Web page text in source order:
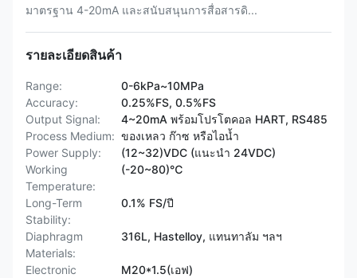
มาตรฐาน 4-20mA และสนับสนุนการสื่อสารดิ...
รายละเอียดสินค้า
Range:
0-6kPa~10MPa
Accuracy:
0.25%FS, 0.5%FS
Output Signal:
4~20mA พร้อมโปรโตคอล HART, RS485
Process Medium: ของเหลว ก๊าซ หรือไอน้ำ
Power Supply:
(12~32)VDC (แนะนำ 24VDC)
Working
Temperature:
(-20~80)℃
Long-Term
Stability:
0.1% FS/ปี
Diaphragm
Materials:
316L, Hastelloy, แทนทาลัม ฯลฯ
Electronic
M20*1.5(เอฟ)